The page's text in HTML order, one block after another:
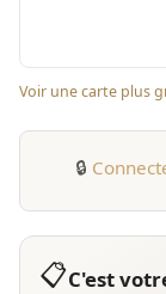
Voir une carte plus
🔒
📋C'est